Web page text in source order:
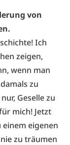
von
Ich
zeigen,
wenn man
zu
Geselle zu
mich! Jetzt
eigenen
zu träumen